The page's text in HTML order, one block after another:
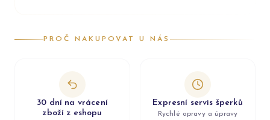
PROČ NAKUPOVAT U NÁS
30 dní na vrácení
zboží z eshopu
Expresní servis šperků
Rychlé opravy a úpravy